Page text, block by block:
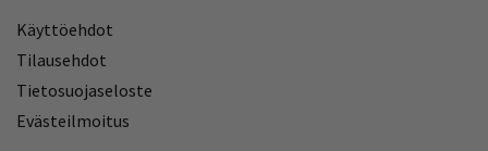
Käyttöehdot
Tilausehdot
Tietosuojaseloste
Evästeilmoitus